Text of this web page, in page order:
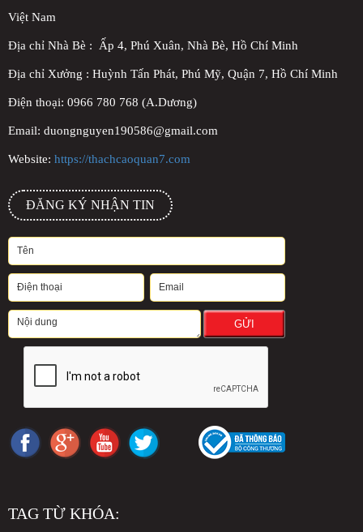
Việt Nam
Địa chỉ Nhà Bè : Ấp 4, Phú Xuân, Nhà Bè, Hồ Chí Minh
Địa chỉ Xưởng : Huỳnh Tấn Phát, Phú Mỹ, Quận 7, Hồ Chí Minh
Điện thoại: 0966 780 768 (A.Dương)
Email: duongnguyen190586@gmail.com
Website: https://thachcaoquan7.com
ĐĂNG KÝ NHẬN TIN
GỬI
TAG TỪ KHÓA: